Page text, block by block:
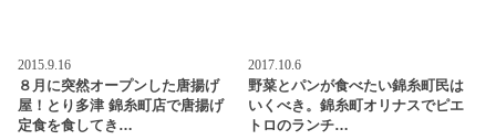
2015.9.16
８月に突然オープンした唐揚げ
屋！とり多津 錦糸町店で唐揚げ
定食を食してき…
2017.10.6
野菜とパンが食べたい錦糸町民は
いくべき。錦糸町オリナスでピエ
トロのランチ…